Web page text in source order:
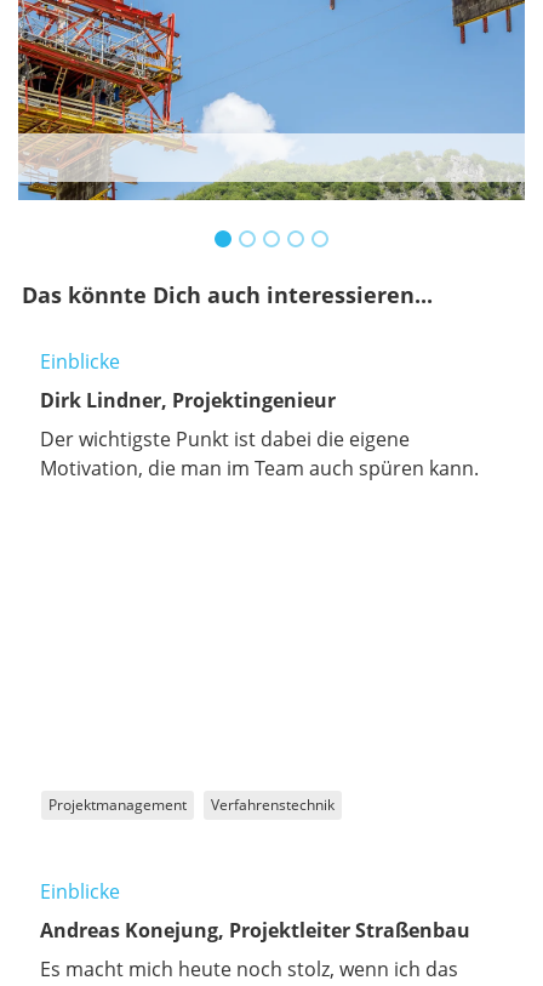
Das könnte Dich auch interessieren...
Einblicke
Dirk Lindner, Projektingenieur
Der wichtigste Punkt ist dabei die eigene
Motivation, die man im Team auch spüren kann.
Projektmanagement Verfahrenstechnik
Einblicke
Andreas Konejung, Projektleiter Straßenbau
Es macht mich heute noch stolz, wenn ich das